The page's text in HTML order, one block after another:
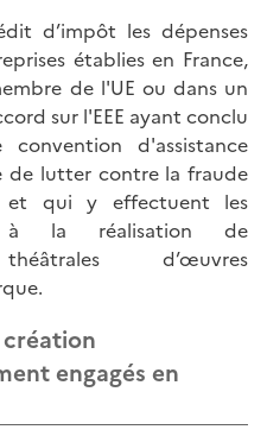
d’impôt les dépenses
établies en France,
de l'UE ou dans un
sur l'EEE ayant conclu
d'assistance
de lutter contre la fraude
et qui y effectuent les
à la réalisation de
d’œuvres
engagés en